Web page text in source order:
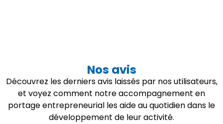
Nos avis
Découvrez les derniers avis laissés par nos utilisateurs,
et voyez comment notre accompagnement en
portage entrepreneurial les aide au quotidien dans le
développement de leur activité.